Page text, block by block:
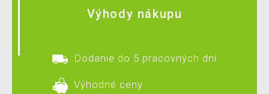
Výhody nákupu
Dodanie do 5 pracovných dní
Výhodné ceny